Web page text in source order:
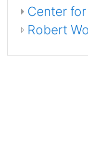
Center
Robert